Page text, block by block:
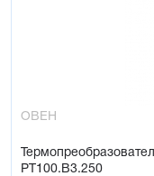
ОВЕН
РТ100.В3.250